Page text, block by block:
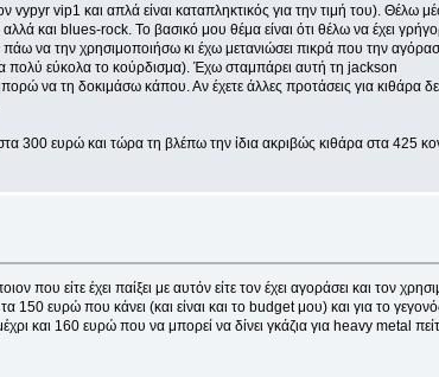
vypyr vip1 και απλά είναι καταπληκτικός για την τιμή του). Θέλω
και blues-rock. Το βασικό μου θέμα είναι ότι θέλω να έχει
να την χρησιμοποιήσω κι έχω μετανιώσει πικρά που την
πολύ εύκολα το κούρδισμα). Έχω σταμπάρει αυτή τη jackson
να τη δοκιμάσω κάπου. Αν έχετε άλλες προτάσεις για κιθάρα
300 ευρώ και τώρα τη βλέπω την ίδια ακριβώς κιθάρα στα 425
είτε έχει παίξει με αυτόν είτε τον έχει αγοράσει και τον
ευρώ που κάνει (και είναι και το budget μου) και για το
και 160 ευρώ που να μπορεί να δίνει γκάζια για heavy metal